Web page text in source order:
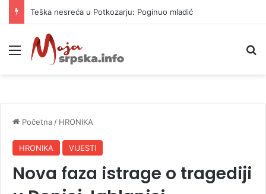
Teška nesreća u Potkozarju: Poginuo mladić
Meni
Početna / HRONIKA
HRONIKA VIJESTI
Nova faza istrage o tragediji